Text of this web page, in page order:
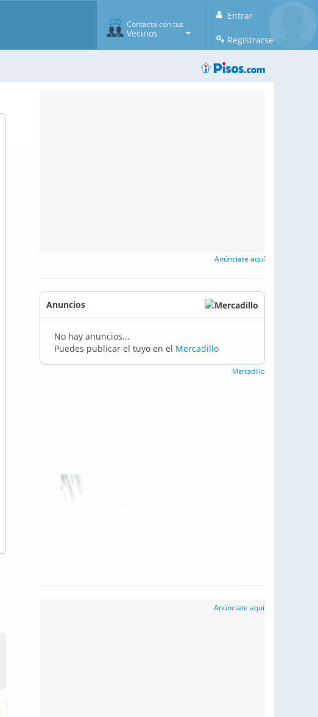
Entrar
Registrarse
Contacta con tus
Vecinos
Anúnciate aquí
Anuncios
No hay anuncios...
Puedes publicar el tuyo en el Mercadillo
Mercadillo
Anúnciate aquí